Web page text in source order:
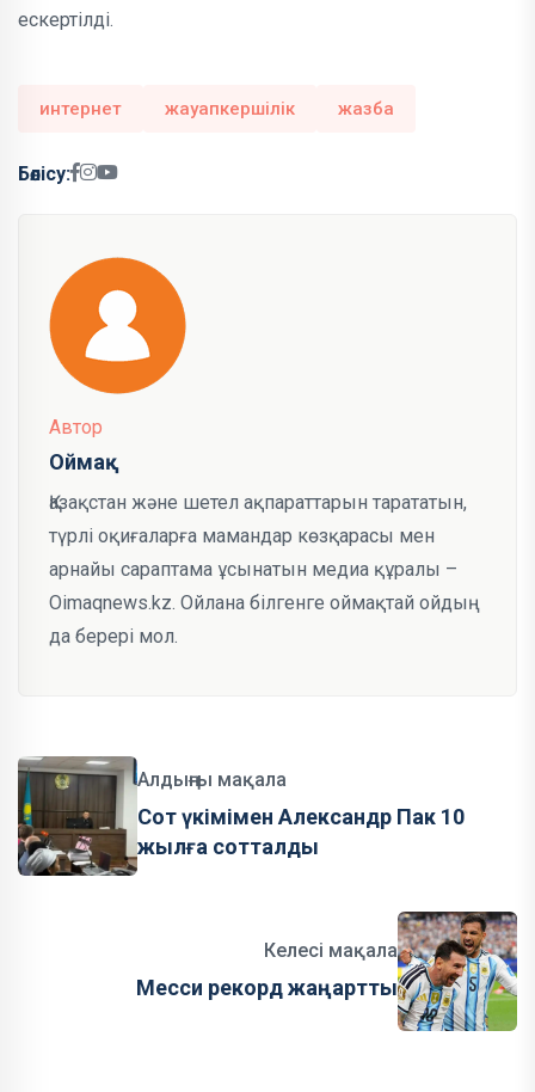
ескертілді.
интернет жауапкершілік жазба
Бөлісу:
Автор
Оймақ
Қазақстан және шетел ақпараттарын тарататын,
түрлі оқиғаларға мамандар көзқарасы мен
арнайы сараптама ұсынатын медиа құралы –
Oimaqnews.kz. Ойлана білгенге оймақтай ойдың
да берері мол.
Алдыңғы мақала
Сот үкімімен Александр Пак 10
жылға сотталды
Келесі мақала
Месси рекорд жаңартты